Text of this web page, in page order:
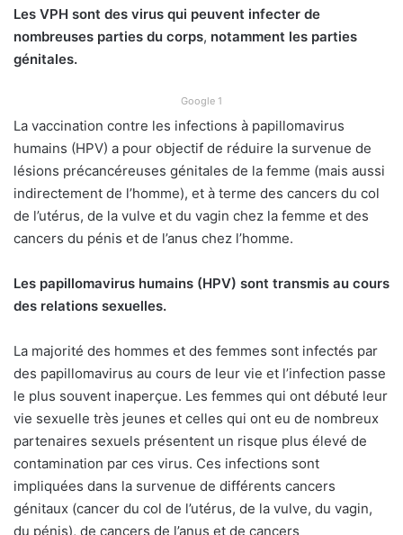
Les VPH sont des virus qui peuvent infecter de
nombreuses parties du corps, notamment les parties
génitales.
Google 1
La vaccination contre les infections à papillomavirus
humains (HPV) a pour objectif de réduire la survenue de
lésions précancéreuses génitales de la femme (mais aussi
indirectement de l’homme), et à terme des cancers du col
de l’utérus, de la vulve et du vagin chez la femme et des
cancers du pénis et de l’anus chez l’homme.
Les papillomavirus humains (HPV) sont transmis au cours
des relations sexuelles.
La majorité des hommes et des femmes sont infectés par
des papillomavirus au cours de leur vie et l’infection passe
le plus souvent inaperçue. Les femmes qui ont débuté leur
vie sexuelle très jeunes et celles qui ont eu de nombreux
partenaires sexuels présentent un risque plus élevé de
contamination par ces virus. Ces infections sont
impliquées dans la survenue de différents cancers
génitaux (cancer du col de l’utérus, de la vulve, du vagin,
du pénis), de cancers de l’anus et de cancers